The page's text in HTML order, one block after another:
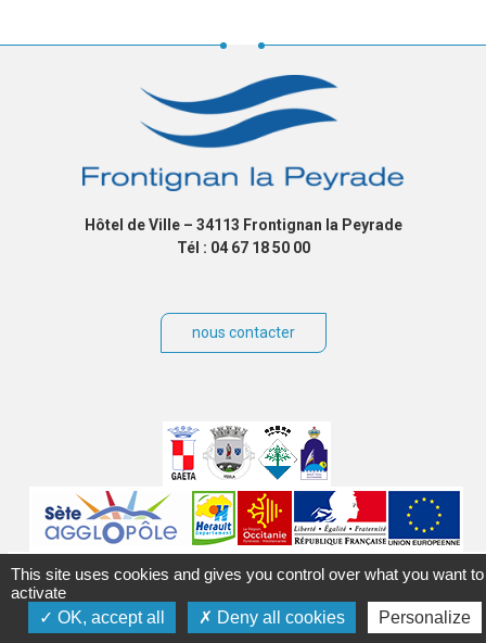
Hôtel de Ville – 34113 Frontignan la Peyrade
Tél : 04 67 18 50 00
nous contacter
partenaires
Labels
Autres
This site uses cookies and gives you control over what you want to
activate
OK, accept all
Deny all cookies Personalize